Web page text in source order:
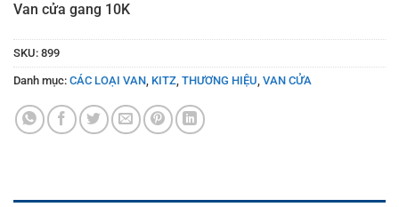
Van cửa gang 10K
SKU: 899
Danh mục: CÁC LOẠI VAN KITZ THƯƠNG HIỆU VAN CỬA